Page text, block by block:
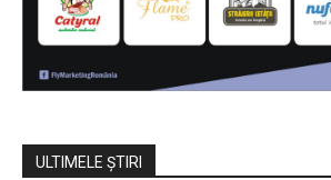
ULTIMELE ŞTIRI